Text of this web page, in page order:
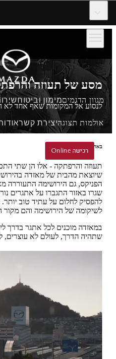
מגוון הדגמיםמימון וביטוחשירות
אולמות תצוגהיצירת קשראודות
רכישה Online
מסע של תעוזה
לנסוע אל המקומות שאף אחד לא
באהבה ובאומץ מהירושימה
תעוזה והרפתקה - אלו הן שתי
שיוצאת מהבית של מאזדה
הפניקס, גם הירושימה התעוררה
שגרו באזור התגברו על אתגרים
להפסיק לחלום על עתיד טוב יותר.
לשיקומה של הירושימה והם מקור
במאזדה מוכנים לכל אתגר בדרך
שתהיה הדרך, לעולם לא עוצרים,